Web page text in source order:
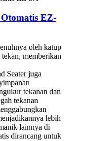
EZ-
oleh katup
memberikan
Seater juga
tekanan dan
tekanan
lebih
lainnya di
dirancang untuk